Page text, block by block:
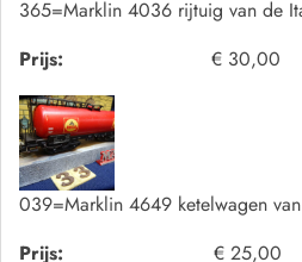
365=Marklin 4036 rijtuig van de
Prijs:
€ 30,00
039=Marklin 4649 ketelwagen
Prijs:
€ 25,00